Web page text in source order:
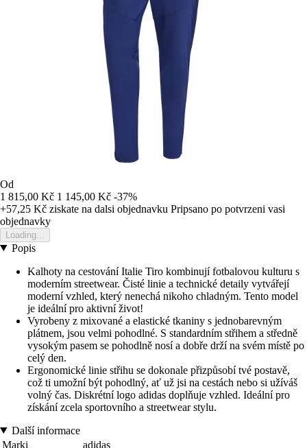
Od
1 815,00 Kč 1 145,00 Kč -37%
+57,25 Kč ziskate na dalsi objednavku Pripsano po potvrzeni vasi
objednavky
Loading...
Popis
Kalhoty na cestování Italie Tiro kombinují fotbalovou kulturu s
moderním streetwear. Čisté linie a technické detaily vytvářejí
moderní vzhled, který nenechá nikoho chladným. Tento model
je ideální pro aktivní život!
Vyrobeny z mixované a elastické tkaniny s jednobarevným
plátnem, jsou velmi pohodlné. S standardním střihem a středně
vysokým pasem se pohodlně nosí a dobře drží na svém místě po
celý den.
Ergonomické linie střihu se dokonale přizpůsobí tvé postavě,
což ti umožní být pohodlný, ať už jsi na cestách nebo si užíváš
volný čas. Diskrétní logo adidas doplňuje vzhled. Ideální pro
získání zcela sportovního a streetwear stylu.
Další informace
Marki
adidas